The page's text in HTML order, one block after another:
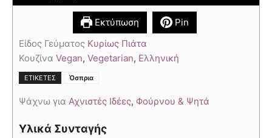
Εκτύπωση
Pin
Είδος Γεύματος Κυρίως Πιάτα
Κουζίνα Vegan, Vegetarian, Ελληνική
ΕΤΙΚΈΤΕΣ Όσπρια
Ψάχνω για Αχνιστές Ιδέες, Φούρνου & Ψητά
Υλικά Συνταγής